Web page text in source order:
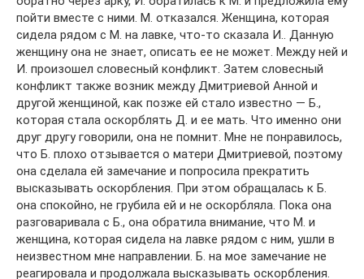
пойти вместе с ними. М. отказался. Женщина, которая
сидела рядом с М. на лавке, что-то сказала И.. Данную
женщину она не знает, описать ее не может. Между ней и
И. произошел словесный конфликт. Затем словесный
конфликт также возник между Дмитриевой Анной и
другой женщиной, как позже ей стало известно — Б.,
которая стала оскорблять Д. и ее мать. Что именно они
друг другу говорили, она не помнит. Мне не понравилось,
что Б. плохо отзывается о матери Дмитриевой, поэтому
она сделала ей замечание и попросила прекратить
высказывать ocкoрблeния. При этом обращалась к Б.
она спокойно, не грубила ей и не оскорбляла. Пока она
разговаривала с Б., она обратила внимание, что М. и
женщина, которая сидела на лавке рядом с ним, ушли в
неизвестном мне направлении. Б. на мое замечание не
реагировала и продолжала высказывать ocкoрблeния.